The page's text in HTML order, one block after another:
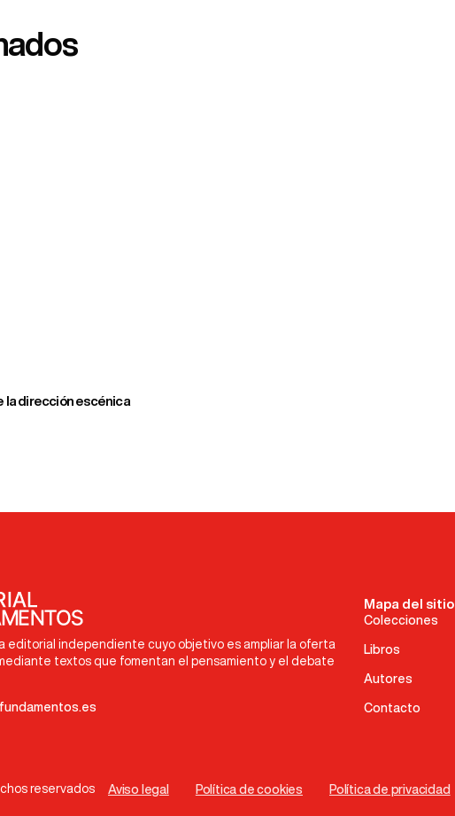
la dirección escénica
editorial independiente cuyo objetivo es ampliar la oferta
textos que fomentan el pensamiento y el debate
Mapa del sitio
Colecciones
Libros
Autores
Contacto
reservados Aviso legal Política de cookies Política de privacidad